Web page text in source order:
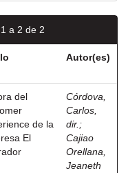
a 2 de 2
Autor(es)
del
de la
El
Córdova,
Carlos,
dir. ;
Cajiao
Orellana,
Jeaneth